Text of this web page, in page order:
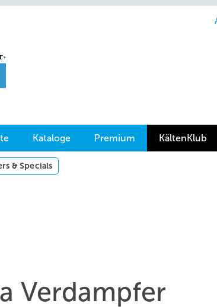
Kataloge Premium KältenKlub
& Specials
Verdampfer